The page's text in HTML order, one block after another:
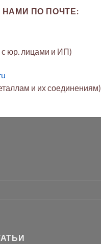
ПО ПОЧТЕ:
с юр. лицами и ИП)
и их соединениям)